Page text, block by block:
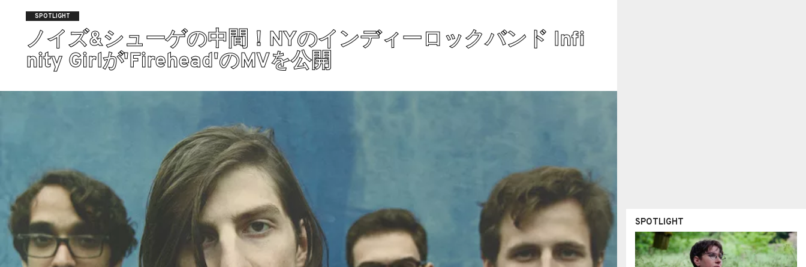
SPOTLIGHT
ノイズ&シューゲの中間！NYのインディーロックバンド Infi
nity Girlが'Firehead'のMVを公開
SPOTLIGHT